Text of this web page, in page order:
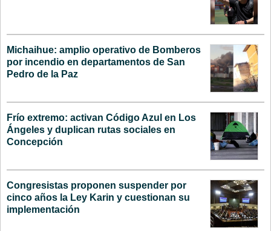
Michaihue: amplio operativo de Bomberos
por incendio en departamentos de San
Pedro de la Paz
Frío extremo: activan Código Azul en Los
Ángeles y duplican rutas sociales en
Concepción
Congresistas proponen suspender por
cinco años la Ley Karin y cuestionan su
implementación